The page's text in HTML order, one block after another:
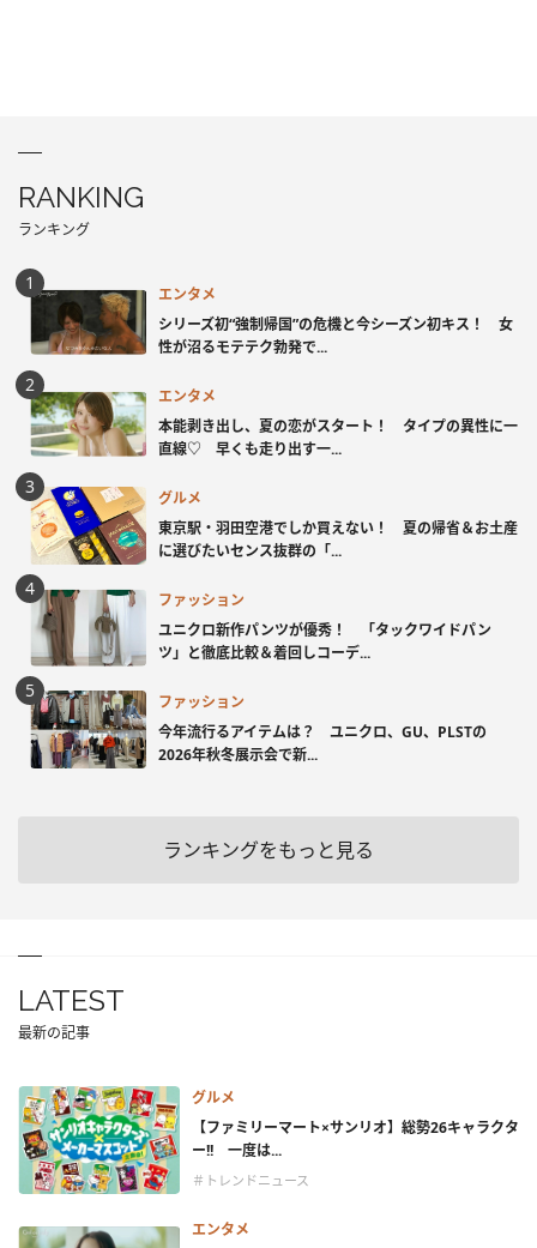
RANKING
ランキング
エンタメ
シリーズ初“強制帰国”の危機と今シーズン初キス！ 女
性が沼るモテテク勃発で...
エンタメ
本能剥き出し、夏の恋がスタート！ タイプの異性に一
直線♡ 早くも走り出す一...
グルメ
東京駅・羽田空港でしか買えない！ 夏の帰省＆お土産
に選びたいセンス抜群の「...
ファッション
ユニクロ新作パンツが優秀！ 「タックワイドパン
ツ」と徹底比較＆着回しコーデ...
ファッション
今年流行るアイテムは？ ユニクロ、GU、PLSTの
2026年秋冬展示会で新...
ランキングをもっと見る
LATEST
最新の記事
グルメ
【ファミリーマート×サンリオ】総勢26キャラクタ
ー!! 一度は...
＃トレンドニュース
エンタメ